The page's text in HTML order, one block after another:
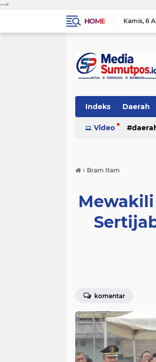
-->
HOME
Kamis 6
Indeks Daerah
Video
› Bram Itam
komentar